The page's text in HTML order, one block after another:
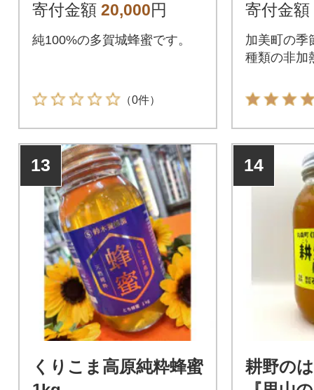
寄付金額 20,000円
純100%の多賀城蜂蜜です。
（0件）
寄付金額
加美町の季
種類の非加
13
くりこま高原純粋蜂蜜
14
耕野の